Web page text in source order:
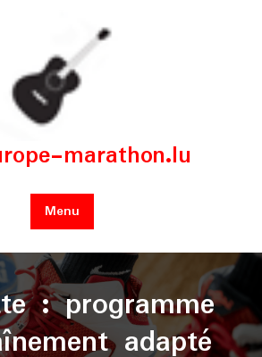
marathon.lu
Menu
:programme
adapté